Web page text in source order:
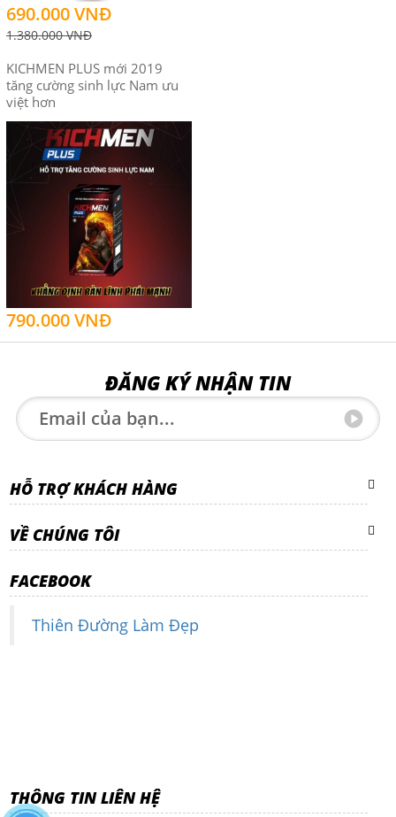
690.000 VNĐ
1.380.000 VNĐ
KICHMEN PLUS mới 2019
tăng cường sinh lực Nam ưu
việt hơn
790.000 VNĐ
ĐĂNG KÝ NHẬN TIN
HỖ TRỢ KHÁCH HÀNG
VỀ CHÚNG TÔI
FACEBOOK
Thiên Đường Làm Đẹp
THÔNG TIN LIÊN HỆ